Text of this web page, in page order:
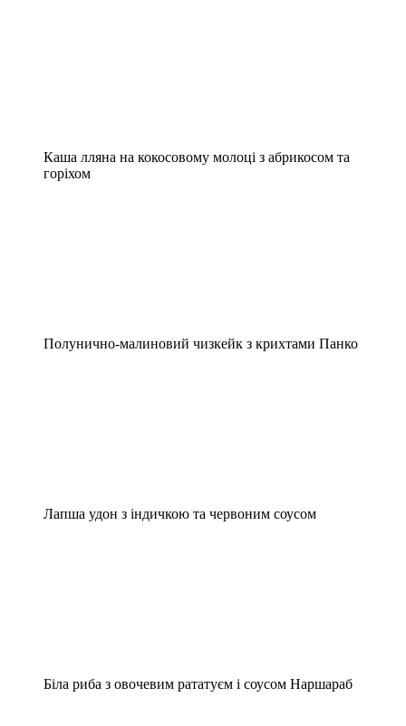
Каша лляна на кокосовому молоці з абрикосом та
горіхом
Полунично-малиновий чизкейк з крихтами Панко
Лапша удон з індичкою та червоним соусом
Біла риба з овочевим рататуєм і соусом Наршараб